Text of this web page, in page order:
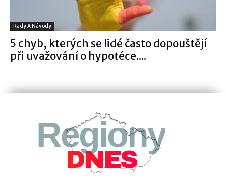
Rady A Návody
5 chyb, kterých se lidé často dopouštějí
při uvažování o hypotéce....
Regiony
DNES